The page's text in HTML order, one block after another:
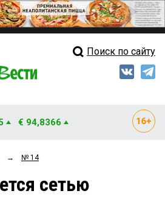
Свежий выпуск
Рейтинги
Поиск по сайту
€ 94,8366
→ № 14
сетью